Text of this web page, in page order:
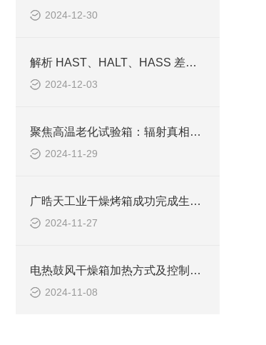
2024-12-30
解析 HAST、HALT、HASS 差异，为产品可靠性提升导航
2024-12-03
聚焦高温老化试验箱：辐射真相大揭秘，企业安心之选？
2024-11-29
广晧天工业干燥烤箱成功完成生产调试，助力行业高效干燥解决方案升级
2024-11-27
电热鼓风干燥箱加热方式及控制范围：行业前沿解读
2024-11-08